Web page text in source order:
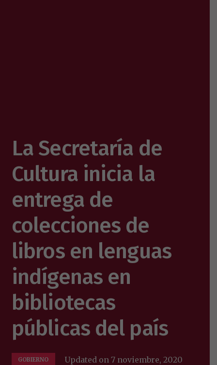
La Secretaría de
Cultura inicia la
entrega de
colecciones de
libros en lenguas
indígenas en
bibliotecas
públicas del país
GOBIERNO Updated on7 noviembre, 2020